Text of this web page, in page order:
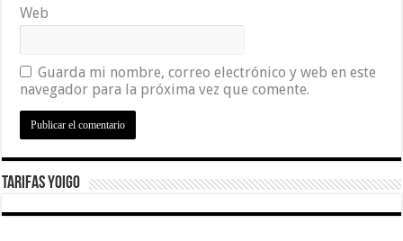
Web
Guarda mi nombre, correo electrónico y web en este
navegador para la próxima vez que comente.
Tarifas Yoigo